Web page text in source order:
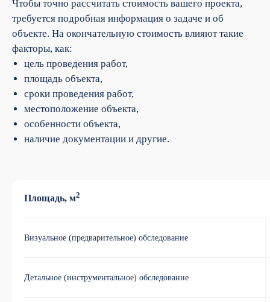
Чтобы точно рассчитать стоимость вашего проекта,
требуется подробная информация о задаче и об
объекте. На окончательную стоимость влияют такие
факторы, как:
цель проведения работ,
площадь объекта,
сроки проведения работ,
местоположение объекта,
особенности объекта,
наличие документации и другие.
Площадь, м2
Визуальное (предварительное) обследование
Детальное (инструментальное) обследование